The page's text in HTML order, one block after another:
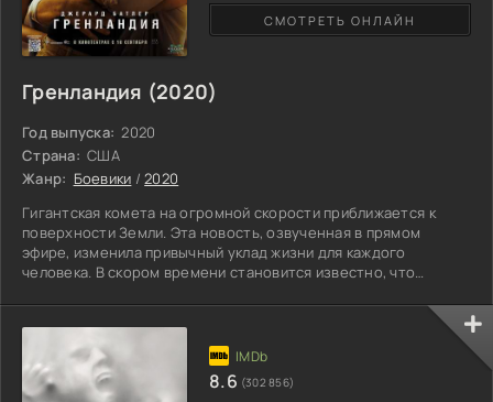
Гренландия (2020)
Год выпуска: 2020
Страна: США
Жанр: Боевики /2020
Гигантская комета на огромной скорости приближается к
поверхности Земли. Эта новость, озвученная в прямом
эфире, изменила привычный уклад жизни для каждого
человека. В скором времени становится известно, что
человечество погибнет. Разрушения будут
катастрофическими, и люди, выжившие при первой волне, все
равно вскоре умрут. В центре событий оказывается обычная
супружеская пара из Соединенных Штатов Америки, у
которых подрастает сын. Сначала
СМОТРЕТЬ ОНЛАЙН
8.6 (302 856)